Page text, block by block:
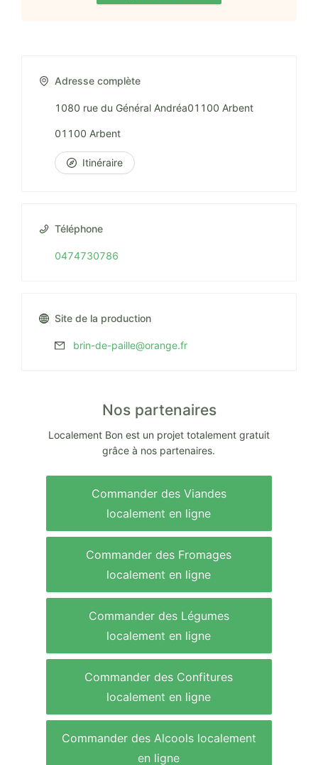
Adresse complète
1080 rue du Général Andréa01100 Arbent
01100 Arbent
Itinéraire
Téléphone
0474730786
Site de la production
brin-de-paille@orange.fr
Nos partenaires
Localement Bon est un projet totalement gratuit
grâce à nos partenaires.
Commander des Viandes
localement en ligne
Commander des Fromages
localement en ligne
Commander des Légumes
localement en ligne
Commander des Confitures
localement en ligne
Commander des Alcools localement
en ligne